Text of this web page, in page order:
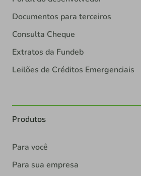
Documentos para terceiros
Consulta Cheque
Extratos da Fundeb
Leilões de Créditos Emergenciais
Produtos
Para você
Para sua empresa